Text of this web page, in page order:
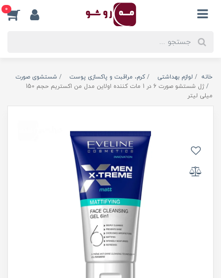
0
خانه لوازم بهداشتی کرم، مراقبت و پاکسازی پوست
شستشوی صورت
ژل شستشو صورت 6 در 1 مات کننده اولاین مدل من اکستریم حجم 150
میلی لیتر